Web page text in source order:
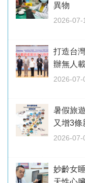
異物
2026-07-
打造台
辦無人
2026-07-
暑假旅
又增3條
2026-07-
妙齡女